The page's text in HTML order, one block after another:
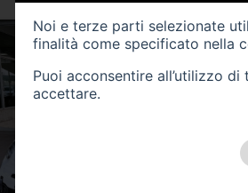
Noi e terze parti selezionate
finalità come specificato nella
Puoi acconsentire all’utilizzo
accettare.